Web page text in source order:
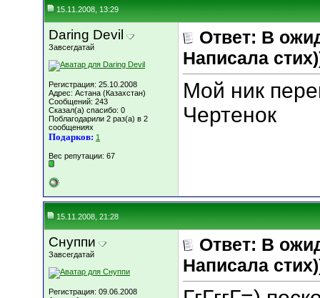
15.11.2008, 13:29
Daring Devil
Завсегдатай
Регистрация: 25.10.2008
Адрес: Астана (Казахстан)
Сообщений: 243
Сказал(а) спасибо: 0
Поблагодарили 2 раз(а) в 2
сообщениях
Подарков: 1
Вес репутации: 67
Ответ: В
Написала
Мой ник
Чертенок
15.11.2008, 21:28
Снуппи
Завсегдатай
Регистрация: 09.06.2008
Ответ: В
Написала